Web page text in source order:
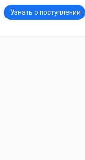
Узнать о поступлении